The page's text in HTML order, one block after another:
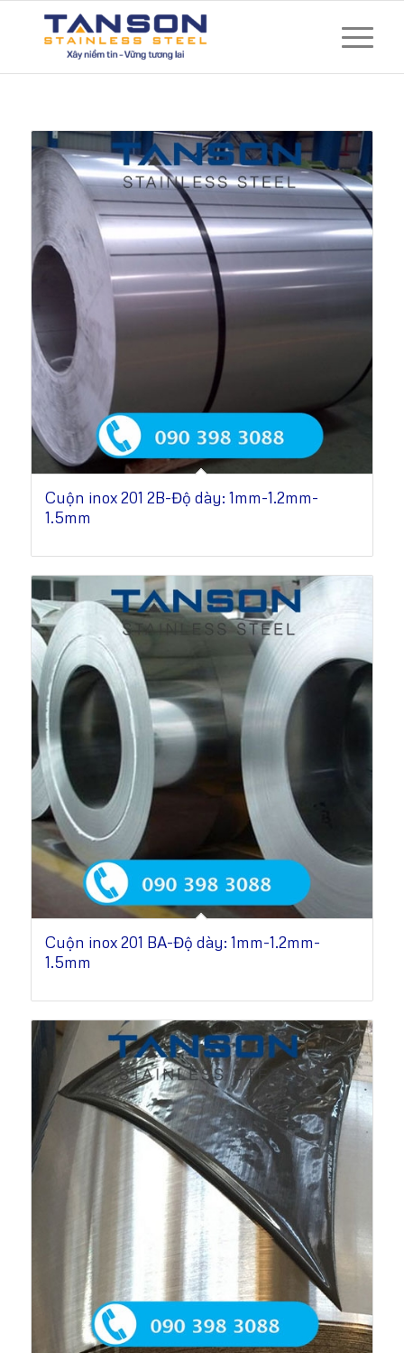
Cuộn inox 201 2B-Độ dày: 1mm-1.2mm-
1.5mm
Cuộn inox 201 BA-Độ dày: 1mm-1.2mm-
1.5mm